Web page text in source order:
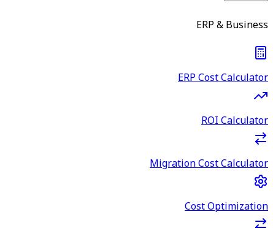
ERP & Business
ERP Cost Calculator
ROI Calculator
Migration Cost Calculator
Cost Optimization